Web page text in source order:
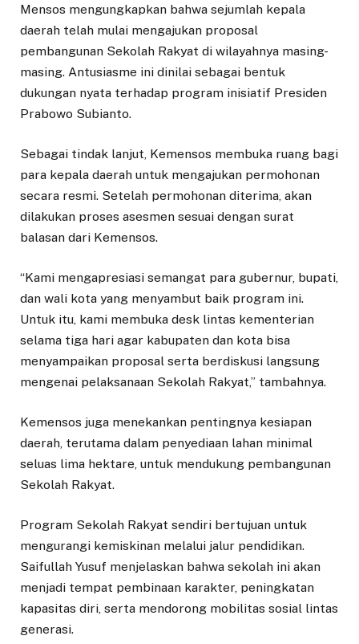
Mensos mengungkapkan bahwa sejumlah kepala
daerah telah mulai mengajukan proposal
pembangunan Sekolah Rakyat di wilayahnya masing-
masing. Antusiasme ini dinilai sebagai bentuk
dukungan nyata terhadap program inisiatif Presiden
Prabowo Subianto.
Sebagai tindak lanjut, Kemensos membuka ruang bagi
para kepala daerah untuk mengajukan permohonan
secara resmi. Setelah permohonan diterima, akan
dilakukan proses asesmen sesuai dengan surat
balasan dari Kemensos.
“Kami mengapresiasi semangat para gubernur, bupati,
dan wali kota yang menyambut baik program ini.
Untuk itu, kami membuka desk lintas kementerian
selama tiga hari agar kabupaten dan kota bisa
menyampaikan proposal serta berdiskusi langsung
mengenai pelaksanaan Sekolah Rakyat,” tambahnya.
Kemensos juga menekankan pentingnya kesiapan
daerah, terutama dalam penyediaan lahan minimal
seluas lima hektare, untuk mendukung pembangunan
Sekolah Rakyat.
Program Sekolah Rakyat sendiri bertujuan untuk
mengurangi kemiskinan melalui jalur pendidikan.
Saifullah Yusuf menjelaskan bahwa sekolah ini akan
menjadi tempat pembinaan karakter, peningkatan
kapasitas diri, serta mendorong mobilitas sosial lintas
generasi.